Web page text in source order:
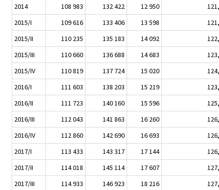
2014
108 983 132 422 12 950
2015/I
109 616 133 406 13 598
2015/II
110 235 135 183 14 092
2015/III
110 660 136 688 14 683
2015/IV
110 819 137 724 15 020
2016/I
111 603 138 203 15 219
2016/II
111 723 140 160 15 596
2016/III
112 043 141 863 16 260
2016/IV
112 860 142 690 16 693
2017/I
113 433 143 317 17 144
2017/II
114 018 145 114 17 607
2017/III
114 933 146 923 18 216